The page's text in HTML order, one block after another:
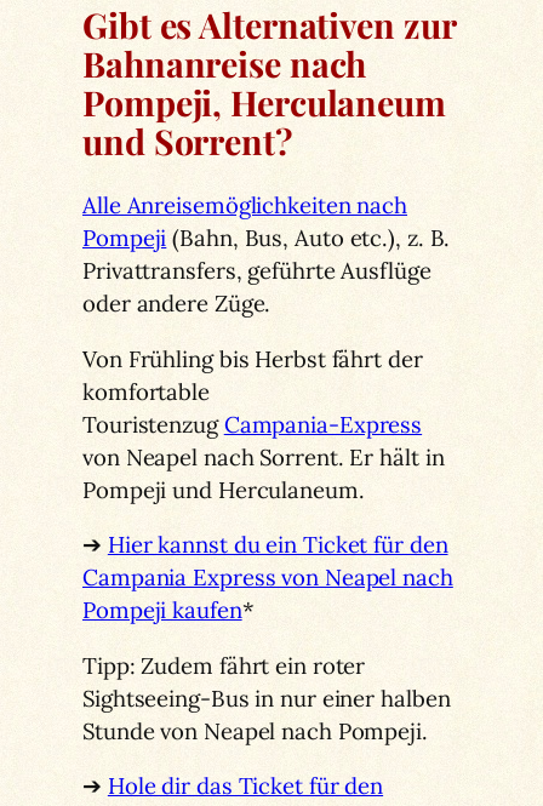
Gibt es Alternativen zur
Bahnanreise nach
Pompeji, Herculaneum
und Sorrent?
Alle Anreisemöglichkeiten nach
Pompeji (Bahn, Bus, Auto etc.), z. B.
Privattransfers, geführte Ausflüge
oder andere Züge.
Von Frühling bis Herbst fährt der
komfortable
TouristenzugCampania-Express
von Neapel nach Sorrent. Er hält in
Pompeji und Herculaneum.
➔ Hier kannst du ein Ticket für den
Campania Express von Neapel nach
Pompeji kaufen*
Tipp: Zudem fährt ein roter
Sightseeing-Bus in nur einer halben
Stunde von Neapel nach Pompeji.
➔ Hole dir das Ticket für den